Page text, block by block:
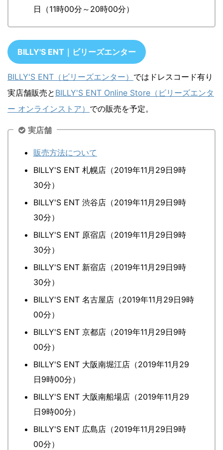
日（11時00分～20時00分）
BILLY'S ENT｜ビリーズエンター
BILLY'S ENT（ビリーズエンター） ではドレスコード有り
実店舗販売と BILLY'S ENT Online Store（ビリーズエンタ
ー オンラインストア） での販売を予定。
実店舗
販売方法について
BILLY'S ENT 札幌店（2019年11月29日9時
30分）
BILLY'S ENT 渋谷店（2019年11月29日9時
30分）
BILLY'S ENT 原宿店（2019年11月29日9時
30分）
BILLY'S ENT 新宿店（2019年11月29日9時
30分）
BILLY'S ENT 名古屋店（2019年11月29日9時
00分）
BILLY'S ENT 京都店（2019年11月29日9時
00分）
BILLY'S ENT 大阪南堀江店（2019年11月29
日9時00分）
BILLY'S ENT 大阪南船場店（2019年11月29
日9時00分）
BILLY'S ENT 広島店（2019年11月29日9時
00分）